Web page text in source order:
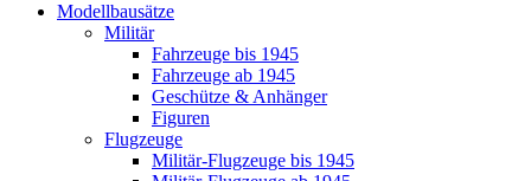
Modellbausätze
Militär
Fahrzeuge bis 1945
Fahrzeuge ab 1945
Geschütze & Anhänger
Figuren
Flugzeuge
Militär-Flugzeuge bis 1945